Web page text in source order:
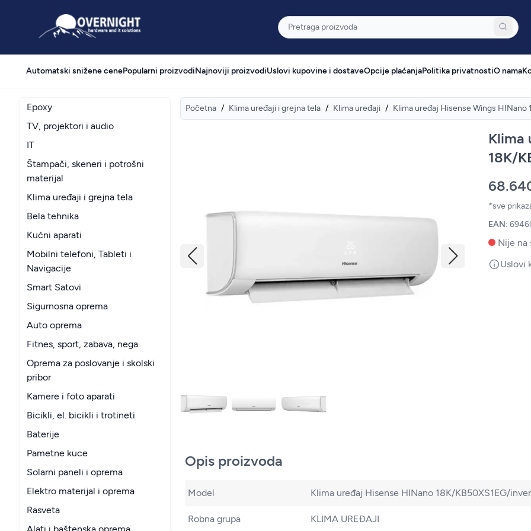
Overnight Pretraga
Automatski snižene cenePopularni proizvodiNajnoviji proizvodiUslovi kupovine i dostaveOpcije plaćanjaPolitika privatnostiO nama
Epoxy
TV, projektori i audio
IT
Štampači, skeneri i potrošni
materijal
Klima uređaji i grejna tela
Bela tehnika
Kućni aparati
Mobilni telefoni, Tableti i
Navigacije
Smart Satovi
Sigurnosna oprema
Auto oprema
Fitnes, sport, zabava, nega
Oprema za poslovanje i skolski
pribor
Kamere i foto aparati
Bicikli, el. bicikli i trotineti
Baterije
Pametne kuce
Solarni paneli i oprema
Elektro materijal i oprema
Rasveta
Početna / Klima uređaji i grejna tela / Klima uređaji / Klima uređaj Hisense Wings HINano
Klima
18K/
*sve
EAN:
Nije na
Uslovi
Opis proizvoda
Model Klima uređaj Hisense HINano 18K/KB50XS1EG/
Robna grupa KLIMA UREĐAJI